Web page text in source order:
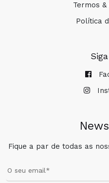
Termos &
Política
Fique a par de todas as